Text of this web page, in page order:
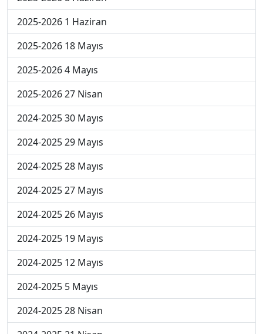
2025-2026 1 Haziran
2025-2026 18 Mayıs
2025-2026 4 Mayıs
2025-2026 27 Nisan
2024-2025 30 Mayıs
2024-2025 29 Mayıs
2024-2025 28 Mayıs
2024-2025 27 Mayıs
2024-2025 26 Mayıs
2024-2025 19 Mayıs
2024-2025 12 Mayıs
2024-2025 5 Mayıs
2024-2025 28 Nisan